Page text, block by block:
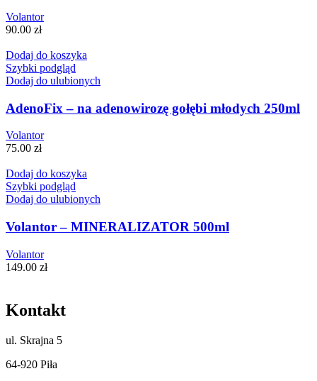
Volantor
90.00 zł
Dodaj do koszyka
Szybki podgląd
Dodaj do ulubionych
AdenoFix – na adenowirozę gołębi młodych 250ml
Volantor
75.00 zł
Dodaj do koszyka
Szybki podgląd
Dodaj do ulubionych
Volantor – MINERALIZATOR 500ml
Volantor
149.00 zł
Kontakt
ul. Skrajna 5
64-920 Piła